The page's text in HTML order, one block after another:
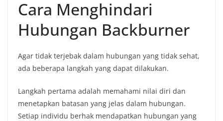
Cara Menghindari
Hubungan Backburner
Agar tidak terjebak dalam hubungan yang tidak sehat,
ada beberapa langkah yang dapat dilakukan.
Langkah pertama adalah memahami nilai diri dan
menetapkan batasan yang jelas dalam hubungan.
Setiap individu berhak mendapatkan hubungan yang